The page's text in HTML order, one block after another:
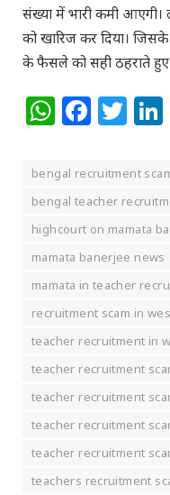
संख्या में भारी कमी आएगी।
को खारिज कर दिया।
के फैसले को सही ठहराते
bengal recruitment
bengal teacher
highcourt on mamata
mamata banerjee news
mamata in teacher
recruitment scam in
teacher recruitment in
teacher recruitment
teacher recruitment
teacher recruitment
teacher recruitment
teachers recruitment